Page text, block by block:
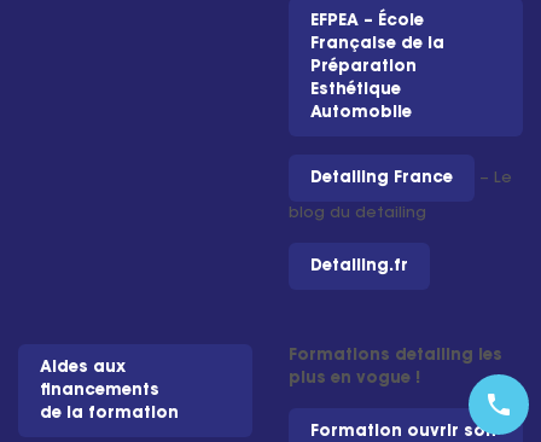
EFPEA – École
Française de la
Préparation
Esthétique
Automobile
Detailing France – Le
blog du detailing
Detailing.fr
Aides aux
financements
de la formation
Formations detailing les
plus en vogue !
Formation ouvrir son
phone